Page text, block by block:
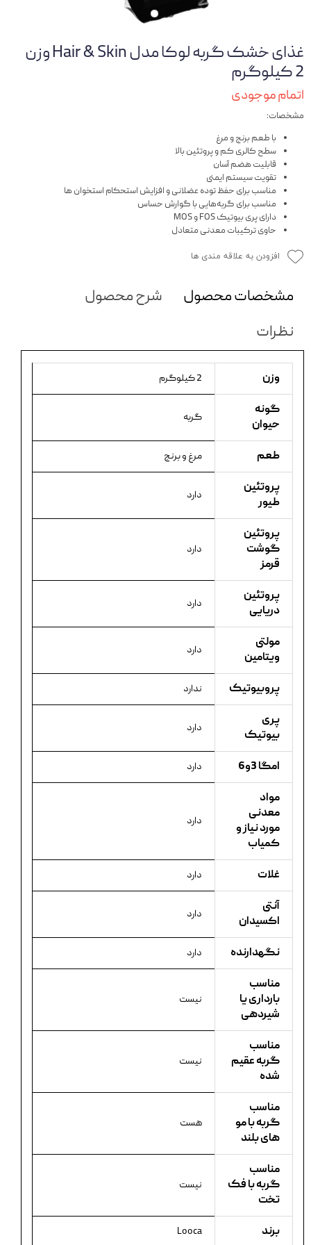
غذای خشک گربه لوکا مدل Hair & Skin وزن
2 کیلوگرم
اتمام موجودی
مشخصات:
با طعم برنج و مرغ
سطح کالری کم و پروتئین بالا
قابلیت هضم آسان
تقویت سیستم ایمنی
مناسب برای حفظ توده عضلانی و افزایش استحکام استخوان ها
مناسب برای گربه‌هایی با گوارش حساس
دارای پری بیوتیک FOS و MOS
حاوی ترکیبات معدنی متعادل
افزودن به علاقه مندی ها
مشخصات محصول
شرح محصول
نظرات
وزن 2 کیلوگرم
گونه
حیوان
گربه
طعم مرغ و برنج
پروتئین
طیور
دارد
پروتئین
گوشت
قرمز
دارد
پروتئین
دریایی
دارد
مولتی
ویتامین
دارد
پروبیوتیک ندارد
پری
بیوتیک
دارد
امگا 3و6 دارد
مواد
معدنی
مورد نیاز و
کمیاب
دارد
غلات دارد
آنتی
اکسیدان
دارد
نگهدارنده دارد
مناسب
بارداری یا
شیردهی
نیست
مناسب
گربه عقیم
شده
نیست
مناسب
گربه با مو
های بلند
هست
مناسب
گربه با فک
تخت
نیست
برند Looca